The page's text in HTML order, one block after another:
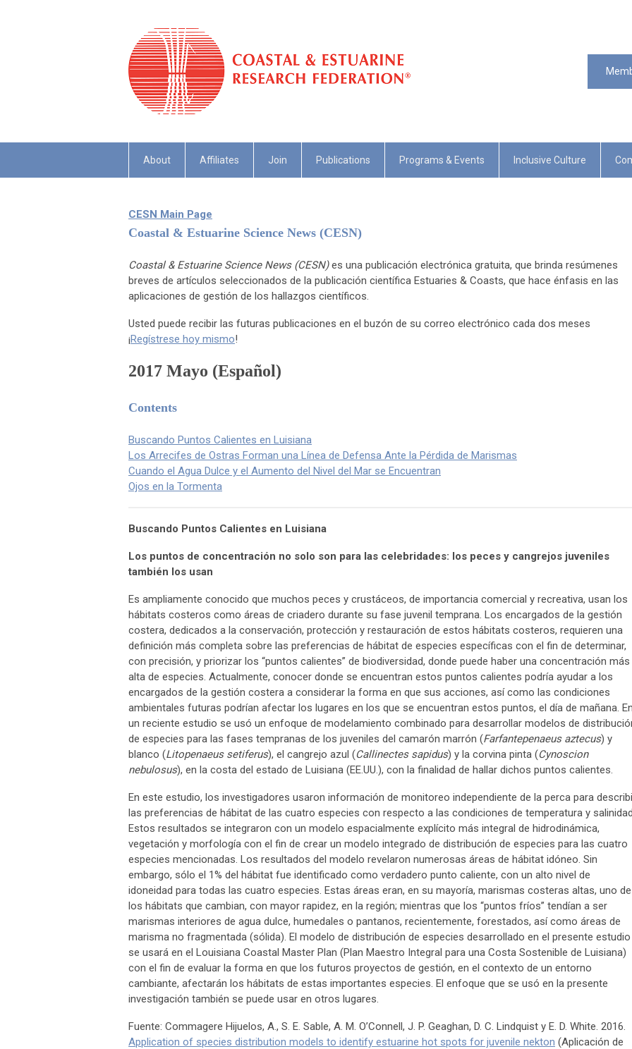
About Affiliates Join Publications Programs & Events Inclusive Culture
CESN Main Page
Coastal & Estuarine Science News (CESN)
Coastal & Estuarine Science News (CESN)es una publicación electrónica gratuita, que brinda resúmenes
breves de artículos seleccionados de la publicación científica Estuaries & Coasts, que hace énfasis en las
aplicaciones de gestión de los hallazgos científicos.
Usted puede recibir las futuras publicaciones en el buzón de su correo electrónico cada dos meses
¡Regístrese hoy mismo!
2017 Mayo (Español)
Contents
Buscando Puntos Calientes en Luisiana
Los Arrecifes de Ostras Forman una Línea de Defensa Ante la Pérdida de Marismas
Cuando el Agua Dulce y el Aumento del Nivel del Mar se Encuentran
Ojos en la Tormenta
Buscando Puntos Calientes en Luisiana
Los puntos de concentración no solo son para las celebridades: los peces y cangrejos juveniles
también los usan
Es ampliamente conocido que muchos peces y crustáceos, de importancia comercial y recreativa, usan los
hábitats costeros como áreas de criadero durante su fase juvenil temprana. Los encargados de la gestión
costera, dedicados a la conservación, protección y restauración de estos hábitats costeros, requieren una
definición más completa sobre las preferencias de hábitat de especies específicas con el fin de determinar,
con precisión, y priorizar los “puntos calientes” de biodiversidad, donde puede haber una concentración más
alta de especies. Actualmente, conocer donde se encuentran estos puntos calientes podría ayudar a los
encargados de la gestión costera a considerar la forma en que sus acciones, así como las condiciones
ambientales futuras podrían afectar los lugares en los que se encuentran estos puntos, el día de mañana.
un reciente estudio se usó un enfoque de modelamiento combinado para desarrollar modelos de
de especies para las fases tempranas de los juveniles del camarón marrón (Farfantepenaeus aztecus) y
blanco (Litopenaeus setiferus), el cangrejo azul (Callinectes sapidus) y la corvina pinta (Cynoscion
nebulosus), en la costa del estado de Luisiana (EE.UU.), con la finalidad de hallar dichos puntos calientes.
En este estudio, los investigadores usaron información de monitoreo independiente de la perca para
las preferencias de hábitat de las cuatro especies con respecto a las condiciones de temperatura y
Estos resultados se integraron con un modelo espacialmente explícito más integral de hidrodinámica,
vegetación y morfología con el fin de crear un modelo integrado de distribución de especies para las cuatro
especies mencionadas. Los resultados del modelo revelaron numerosas áreas de hábitat idóneo. Sin
embargo, sólo el 1% del hábitat fue identificado como verdadero punto caliente, con un alto nivel de
idoneidad para todas las cuatro especies. Estas áreas eran, en su mayoría, marismas costeras altas, uno de
los hábitats que cambian, con mayor rapidez, en la región; mientras que los “puntos fríos” tendían a ser
marismas interiores de agua dulce, humedales o pantanos, recientemente, forestados, así como áreas de
marisma no fragmentada (sólida). El modelo de distribución de especies desarrollado en el presente estudio
se usará en el Louisiana Coastal Master Plan (Plan Maestro Integral para una Costa Sostenible de Luisiana)
con el fin de evaluar la forma en que los futuros proyectos de gestión, en el contexto de un entorno
cambiante, afectarán los hábitats de estas importantes especies. El enfoque que se usó en la presente
investigación también se puede usar en otros lugares.
Fuente: Commagere Hijuelos, A., S. E. Sable, A. M. O’Connell, J. P. Geaghan, D. C. Lindquist y E. D. White. 2016.
Application of species distribution models to identify estuarine hot spots for juvenile nekton (Aplicación de